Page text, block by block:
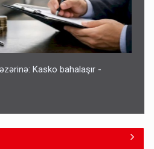
Kasko bahalaşır -